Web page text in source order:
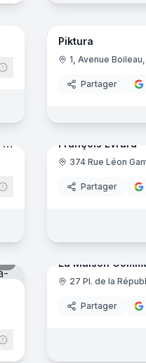
Enseignement
Piktura
1, Avenue
Partager
François Evrard - Viandes de Collection-Vieux-Lille
Boucherie
François Evrard
374 Rue Léon
Partager
Restaurant
La Maison
27 Pl. de la
Partager